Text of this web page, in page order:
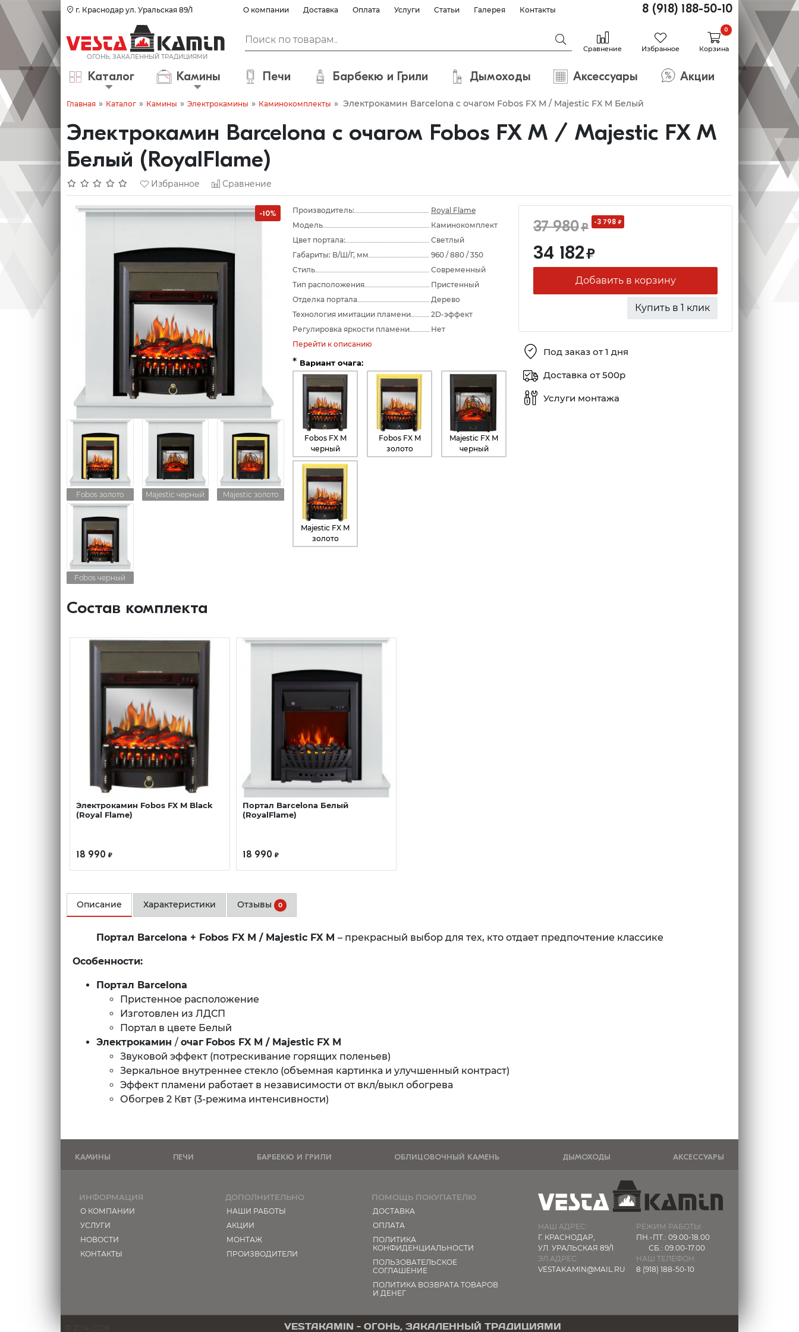
г. Краснодар ул. Уральская 89/1 О компании Доставка Оплата Услуги Статьи Галерея Контакты 8 (918) 188-50-10
Сравнение Избранное Корзина
0
Каталог Камины Печи Барбекю и Грили Дымоходы Аксессуары Акции
Главная » Каталог » Камины » Электрокамины » Каминокомплекты » Электрокамин Barcelona с очагом Fobos FX M / Majestic FX M Белый
Электрокамин Barcelona с очагом Fobos FX M / Majestic FX M
Белый (RoyalFlame)
Избранное Сравнение
-10%
Fobos золото Majestic черный Majestic золото
Fobos черный
Производитель:
Royal Flame
Модель
Каминокомплект
Цвет портала:
Светлый
Габариты: В/Ш/Г, мм
960 / 880 / 350
Стиль
Современный
Тип расположения
Пристенный
Отделка портала
Дерево
Технология имитации пламени
2D-эффект
Регулировка яркости пламени
Нет
Перейти к описанию
* Вариант очага:
Fobos FX M
черный
Fobos FX M
золото
Majestic FX M
черный
Majestic FX M
золото
37 980₽ -3 798 ₽
34 182₽
Добавить в корзину
Купить в 1 клик
Под заказ от 1 дня
Доставка от 500р
Услуги монтажа
Состав комплекта
Электрокамин Fobos FX M Black
(Royal Flame)
18 990 ₽
Портал Barcelona Белый
(RoyalFlame)
18 990 ₽
Описание Характеристики Отзывы 0
Портал Barcelona + Fobos FX M / Majestic FX M – прекрасный выбор для тех, кто отдает предпочтение классике
Особенности:
Портал Barcelona
Пристенное расположение
Изготовлен из ЛДСП
Портал в цвете Белый
Электрокамин / очаг Fobos FX M / Majestic FX M
Звуковой эффект (потрескивание горящих поленьев)
Зеркальное внутреннее стекло (объемная картинка и улучшенный контраст)
Эффект пламени работает в независимости от вкл/выкл обогрева
Обогрев 2 Квт (3-режима интенсивности)
КАМИНЫ ПЕЧИ БАРБЕКЮ И ГРИЛИ ОБЛИЦОВОЧНЫЙ КАМЕНЬ ДЫМОХОДЫ АКСЕССУАРЫ
ИНФОРМАЦИЯ
О КОМПАНИИ
УСЛУГИ
НОВОСТИ
КОНТАКТЫ
ДОПОЛНИТЕЛЬНО
НАШИ РАБОТЫ
АКЦИИ
МОНТАЖ
ПРОИЗВОДИТЕЛИ
ПОМОЩЬ ПОКУПАТЕЛЮ
ДОСТАВКА
ОПЛАТА
ПОЛИТИКА
КОНФИДЕНЦИАЛЬНОСТИ
ПОЛЬЗОВАТЕЛЬСКОЕ
СОГЛАШЕНИЕ
ПОЛИТИКА ВОЗВРАТА ТОВАРОВ
И ДЕНЕГ
НАШ АДРЕС:
Г. КРАСНОДАР,
УЛ. УРАЛЬСКАЯ 89/1
ЭЛ.АДРЕС:
VESTAKAMIN@MAIL.RU
РЕЖИМ РАБОТЫ:
ПН.-ПТ.: 09.00-18.00
СБ.: 09.00-17.00
НАШ ТЕЛЕФОН:
8 (918) 188-50-10
© 2014-2026 VESTAKAMIN - ОГОНЬ, ЗАКАЛЕННЫЙ ТРАДИЦИЯМИ